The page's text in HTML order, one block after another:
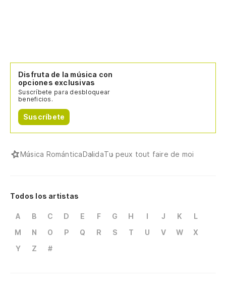
Disfruta de la música con
opciones exclusivas
Suscríbete para desbloquear
beneficios.
Suscríbete
Música RománticaDalidaTu peux tout faire de moi
Todos los artistas
A B C D E F G H I J K
L
M
N O P Q R S T U V W
X
Y
Z #